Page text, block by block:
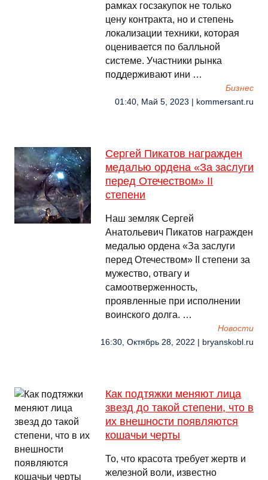
рамках госзакупок не только
цену контракта, но и степень
локализации техники, которая
оценивается по балльной
системе. Участники рынка
поддерживают ини …
Бизнес
01:40, Май 5, 2023 | kommersant.ru
Сергей Пикатов награжден
медалью ордена «За заслуги
перед Отечеством» II
степени
Наш земляк Сергей
Анатольевич Пикатов награжден
медалью ордена «За заслуги
перед Отечеством» II степени за
мужество, отвагу и
самоотверженность,
проявленные при исполнении
воинского долга. …
Новости
16:30, Октябрь 28, 2022 | bryanskobl.ru
Как подтяжки меняют лица
звезд до такой степени, что в
их внешности появляются
кошачьи черты
То, что красота требует жертв и
железной воли, известно